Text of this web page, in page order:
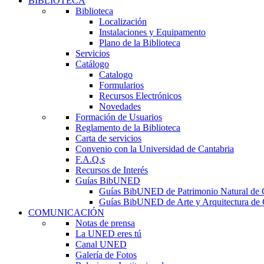
Biblioteca
Localización
Instalaciones y Equipamento
Plano de la Biblioteca
Servicios
Catálogo
Catalogo
Formularios
Recursos Electrónicos
Novedades
Formación de Usuarios
Reglamento de la Biblioteca
Carta de servicios
Convenio con la Universidad de Cantabria
F.A.Q.s
Recursos de Interés
Guías BibUNED
Guías BibUNED de Patrimonio Natural de
Guías BibUNED de Arte y Arquitectura de
COMUNICACIÓN
Notas de prensa
La UNED eres tú
Canal UNED
Galería de Fotos